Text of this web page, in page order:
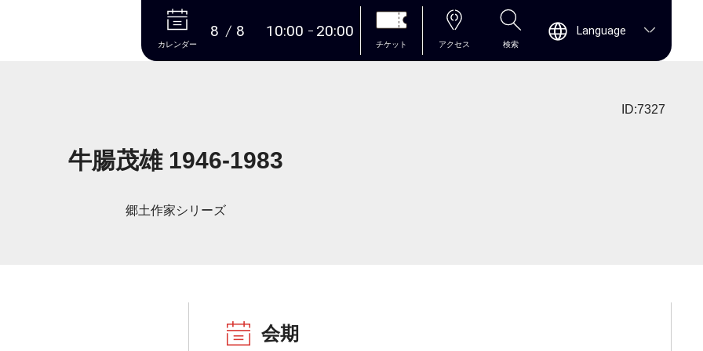
本文へ
カレンダー
8 8 10:00 20:00
チケット アクセス 検索
Language
ID:7327
牛腸茂雄 1946-1983
郷土作家シリーズ
会期